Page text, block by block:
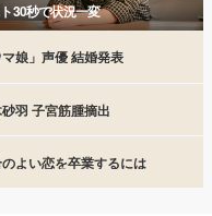
30秒で状況一変
マ娘」声優 結婚発表
羽 子宮筋腫摘出
よい恋を卒業するには